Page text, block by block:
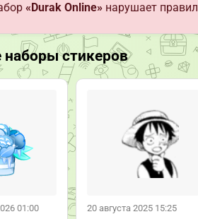
«Durak Online» нарушает
стикеров
01:00 20 августа 2025 15:25